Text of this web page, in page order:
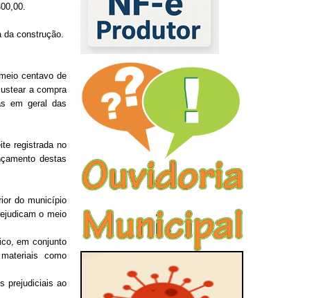
construção.
centavo de
a compra
em geral das
registrada no
destas
do município
o meio
em conjunto
como
ao